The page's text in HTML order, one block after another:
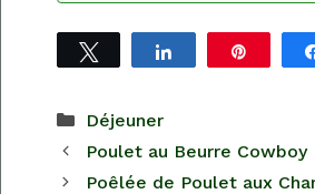
Tweetez Partagez Épingle
Catégories
Déjeuner
Poulet au Beurre Cowboy
Poêlée de Poulet aux